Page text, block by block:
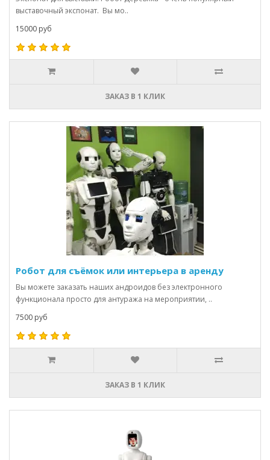
выставочный экспонат. Вы мо..
15000 руб
ЗАКАЗ В 1 КЛИК
Робот для съёмок или интерьера в аренду
Вы можете заказать наших андроидов без электронного
функционала просто для антуража на мероприятии, ..
7500 руб
ЗАКАЗ В 1 КЛИК